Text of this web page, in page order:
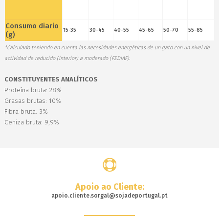
Consumo diario
(g)
15-35 30-45 40-55 45-65 50-70 55-85
*Calculado teniendo en cuenta las necesidades energéticas de un gato con un nivel de
actividad de reducido (interior) a moderado (FEDIAF).
CONSTITUYENTES ANALÍTICOS
Proteína bruta: 28%
Grasas brutas: 10%
Fibra bruta: 3%
Ceniza bruta: 9,9%
Apoio ao Cliente:
apoio.cliente.sorgal@sojadeportugal.pt